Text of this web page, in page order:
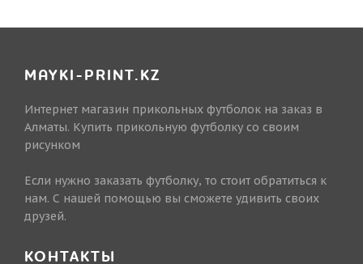
MAYKI-PRINT.KZ
Интернет магазин прикольных футболок на заказ в
Алматы. Купить прикольную футболку со своим
рисунком
Если нужно заказать футболку, то стоит обратиться к
нам. С нашей помощью вы сможете удивить своих
друзей.
КОНТАКТЫ